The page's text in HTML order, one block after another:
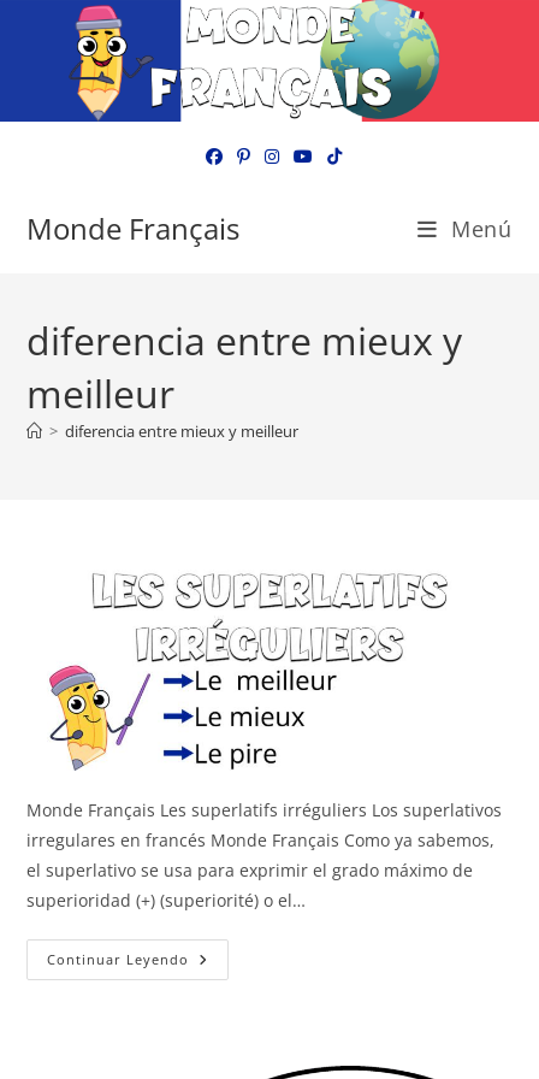
Monde Français Menú
diferencia entre mieux y
meilleur
> diferencia entre mieux y meilleur
Monde Français Les superlatifs irréguliers Los superlativos
irregulares en francés Monde Français Como ya sabemos,
el superlativo se usa para exprimir el grado máximo de
superioridad (+) (superiorité) o el…
Continuar Leyendo Los
Superlativos